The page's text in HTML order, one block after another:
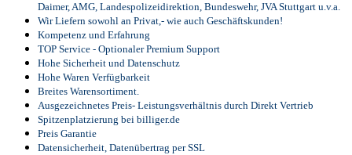
Daimer, AMG, Landespolizeidirektion, Bundeswehr, JVA Stuttgart u.v.a.
Wir Liefern sowohl an Privat,- wie auch Geschäftskunden!
Kompetenz und Erfahrung
TOP Service - Optionaler Premium Support
Hohe Sicherheit und Datenschutz
Hohe Waren Verfügbarkeit
Breites Warensortiment.
Ausgezeichnetes Preis- Leistungsverhältnis durch Direkt Vertrieb
Spitzenplatzierung bei billiger.de
Preis Garantie
Datensicherheit, Datenübertrag per SSL